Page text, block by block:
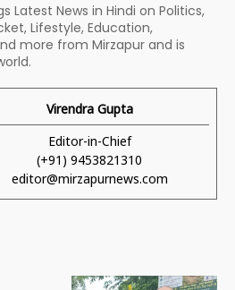
Latest News in Hindi on Politics,
Lifestyle, Education,
more from Mirzapur and is
Virendra Gupta
Editor-in-Chief
(+91) 9453821310
editor@mirzapurnews.com